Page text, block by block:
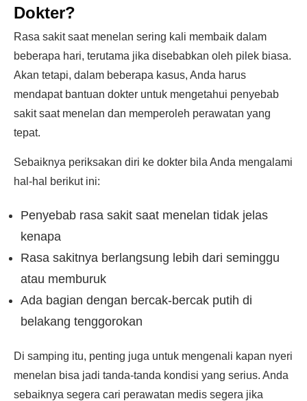
Dokter?
Rasa sakit saat menelan sering kali membaik dalam
beberapa hari, terutama jika disebabkan oleh pilek biasa.
Akan tetapi, dalam beberapa kasus, Anda harus
mendapat bantuan dokter untuk mengetahui penyebab
sakit saat menelan dan memperoleh perawatan yang
tepat.
Sebaiknya periksakan diri ke dokter bila Anda mengalami
hal-hal berikut ini:
Penyebab rasa sakit saat menelan tidak jelas
kenapa
Rasa sakitnya berlangsung lebih dari seminggu
atau memburuk
Ada bagian dengan bercak-bercak putih di
belakang tenggorokan
Di samping itu, penting juga untuk mengenali kapan nyeri
menelan bisa jadi tanda-tanda kondisi yang serius. Anda
sebaiknya segera cari perawatan medis segera jika